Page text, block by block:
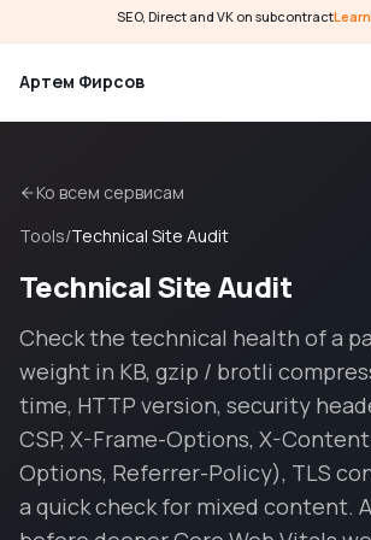
SEO, Direct and VK on subcontract
Артем Фирсов
Ко всем сервисам
Tools/Technical Site Audit
Technical Site Audit
Check the technical health of a
weight in KB, gzip / brotli
time, HTTP version, security
CSP, X-Frame-Options, X-
Options, Referrer-Policy), TLS
a quick check for mixed content.